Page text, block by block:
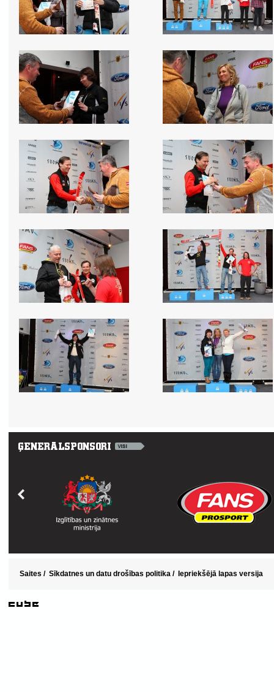
Saites / Sīkdatnes un datu drošības politika / Iepriekšējā lapas versija